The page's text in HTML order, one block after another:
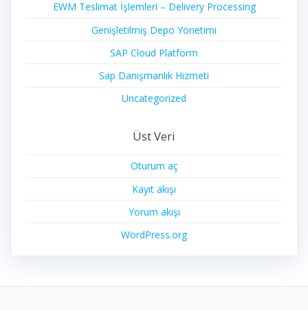
EWM Teslimat İşlemleri – Delivery Processing
Genişletilmiş Depo Yönetimi
SAP Cloud Platform
Sap Danışmanlık Hizmeti
Uncategorized
Üst Veri
Oturum aç
Kayıt akışı
Yorum akışı
WordPress.org